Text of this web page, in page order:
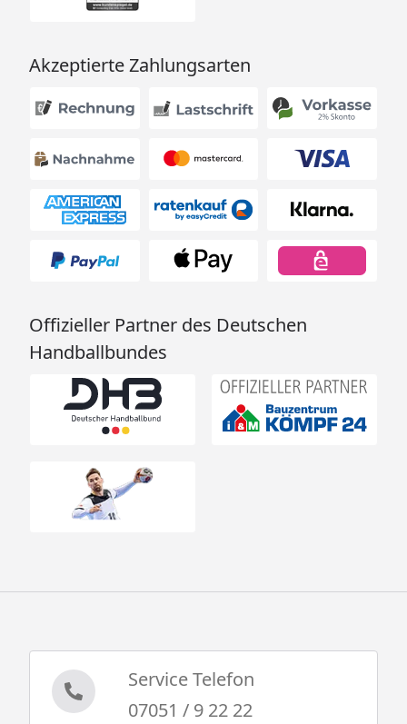
Montage
Festpreis möglich
oder
Montage und
Service-
Festpreis
Weitere
Optionale Erweiterungen (siehe Reiter "Zubehör"):
Dachschindeln
Netzrampe
Anbauplattform
Wellenrutsche
Schaukelanker
Fallschutzmatte
Daten
Karibu Kinderspielturm Lotti -
Doppelschaukel - Technische Daten
Karibu Kinderspielturm Lotti - Kletterwand -
Akzeptierte Zahlungsarten
Offizieller Partner des Deutschen
Handballbundes
Service Telefon
07051 / 9 22 22